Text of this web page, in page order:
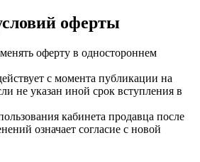
оферты
оферту в одностороннем
с момента публикации на
не указан иной срок вступления в
кабинета продавца после
означает согласие с новой